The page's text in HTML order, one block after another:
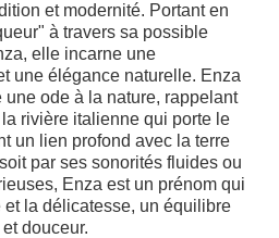
et modernité. Portant en
à travers sa possible
elle incarne une
une élégance naturelle. Enza
une ode à la nature, rappelant
rivière italienne qui porte le
un lien profond avec la terre
par ses sonorités fluides ou
Enza est un prénom qui
la délicatesse, un équilibre
douceur.